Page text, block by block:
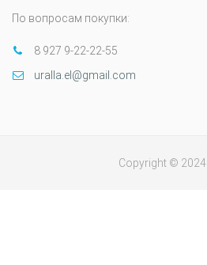
По вопросам покупки:
8 927 9-22-22-55
uralla.el@gmail.com
Copyright © 2024